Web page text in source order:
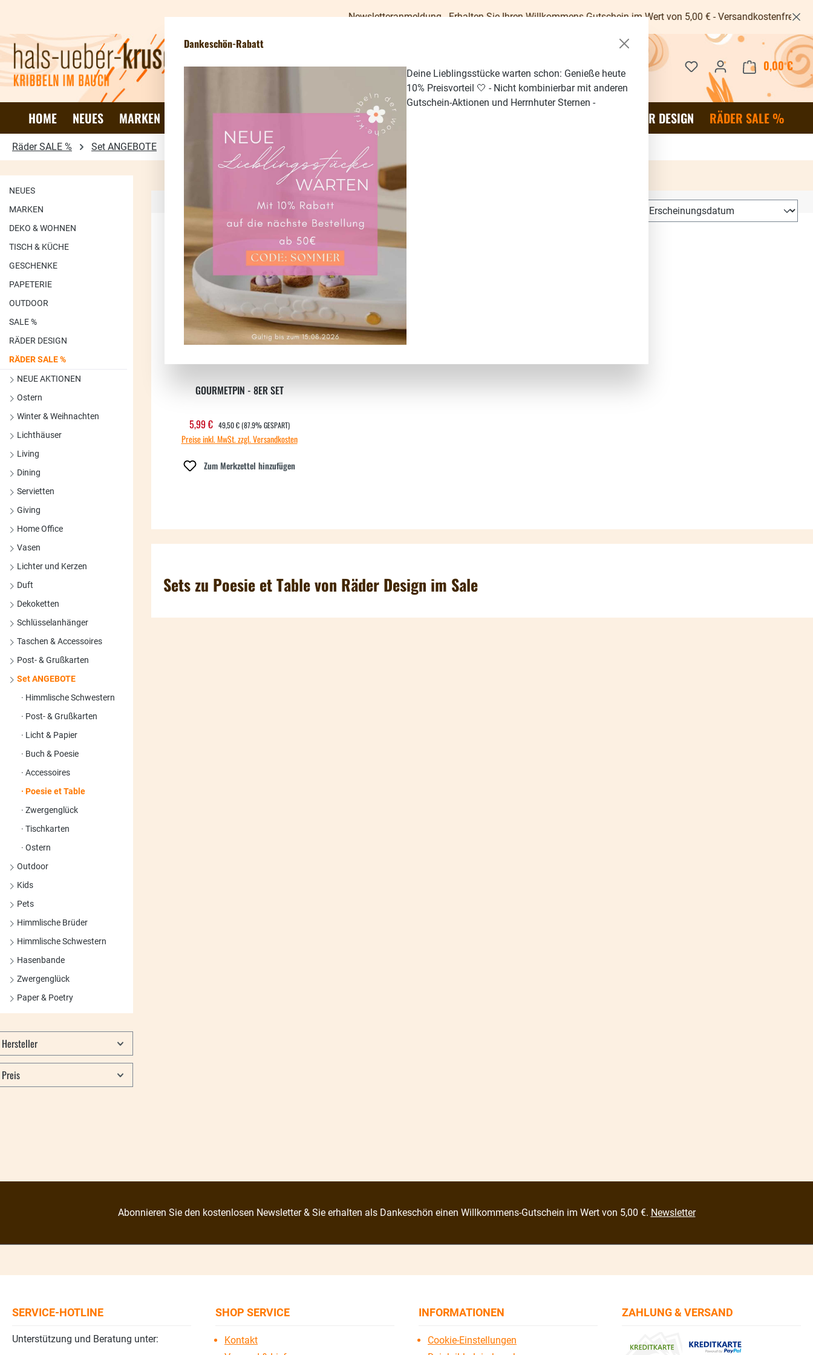
Newsletteranmeldung - Erhalten Sie Ihren Willkommens-Gutschein im Wert von 5,00 € - Versandkostenfrei ab 40€ -
Du hast 0 Produkte auf dem
0,00 €
HOME NEUES MARKEN DEKO & WOHNEN TISCH & KÜCHE GESCHENKE RÄDER DESIGN RÄDER SALE %
Räder SALE % Set ANGEBOTE Poesie et Table
NEUES
MARKEN
DEKO & WOHNEN
TISCH & KÜCHE
GESCHENKE
PAPETERIE
OUTDOOR
SALE %
RÄDER DESIGN
RÄDER SALE %
NEUE AKTIONEN
Ostern
Winter & Weihnachten
Lichthäuser
Living
Dining
Servietten
Giving
Home Office
Vasen
Lichter und Kerzen
Duft
Dekoketten
Schlüsselanhänger
Taschen & Accessoires
Post- & Grußkarten
Set ANGEBOTE
Himmlische Schwestern
Post- & Grußkarten
Licht & Papier
Buch & Poesie
Accessoires
Poesie et Table
Zwergenglück
Tischkarten
Ostern
Outdoor
Kids
Pets
Himmlische Brüder
Himmlische Schwestern
Hasenbande
Zwergenglück
Paper & Poetry
Hersteller
Preis
87.9%
GOURMETPIN - 8ER SET
Verkaufspreis:
5,99 € REGULÄRER PREIS:
49,50 € (87.9% GESPART)
Preise inkl. MwSt. zzgl. Versandkosten
Zum Merkzettel hinzufügen
Sets zu Poesie et Table von Räder Design im Sale
Abonnieren Sie den kostenlosen Newsletter & Sie erhalten als Dankeschön einen Willkommens-Gutschein im Wert von 5,00 €. Newsletter
SERVICE-HOTLINE
Unterstützung und Beratung unter:
SHOP SERVICE
Kontakt
INFORMATIONEN
Cookie-Einstellungen
ZAHLUNG & VERSAND
Dankeschön-Rabatt
Deine Lieblingsstücke warten schon: Genieße heute
10% Preisvorteil 🤍 - Nicht kombinierbar mit anderen
Gutschein-Aktionen und Herrnhuter Sternen -